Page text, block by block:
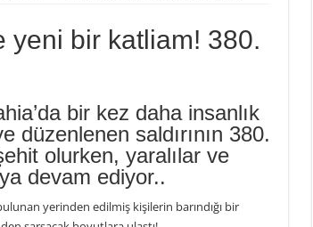
yeni bir katliam! 380.
bir kez daha insanlık
düzenlenen saldırının 380.
olurken, yaralılar ve
devam ediyor..
yerinden edilmiş kişilerin barındığı bir